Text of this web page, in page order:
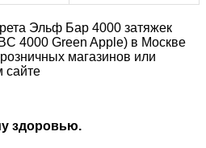
Эльф Бар 4000 затяжек
4000 Green Apple) в Москве
магазинов или
сайте
здоровью.